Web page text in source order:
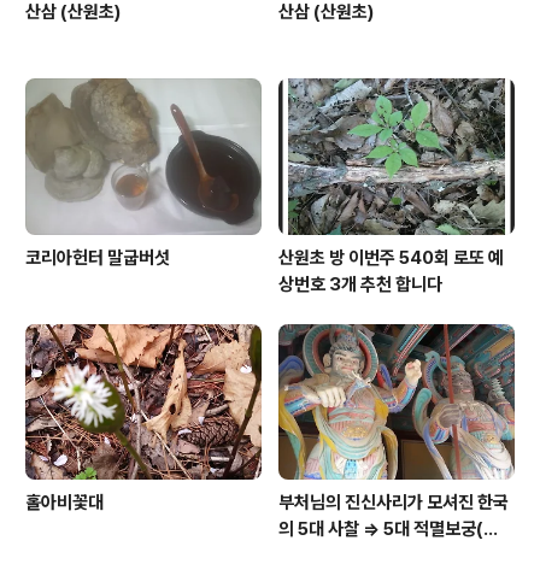
산삼 (산원초) 산삼 (산원초)
코리아헌터 말굽버섯
산원초 방 이번주 540회 로또 예
상번호 3개 추천 합니다
홀아비꽃대
부처님의 진신사리가 모셔진 한국
의 5대 사찰 => 5대 적멸보궁(寂